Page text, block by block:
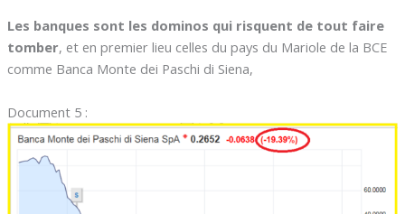
Les banques sont les dominos qui risquent de tout faire
tomber, et en premier lieu celles du pays du Mariole de la BCE
comme Banca Monte dei Paschi di Siena,
Document 5 :